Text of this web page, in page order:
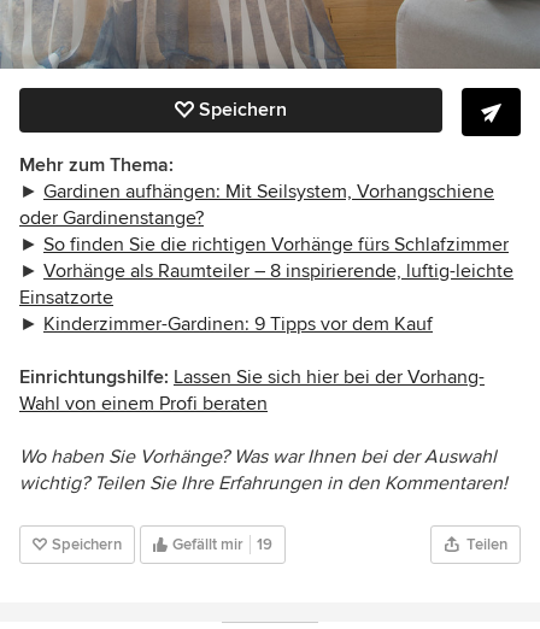
Speichern
Mehr zum Thema:
► Gardinen aufhängen: Mit Seilsystem, Vorhangschiene
oder Gardinenstange?
► So finden Sie die richtigen Vorhänge fürs Schlafzimmer
► Vorhänge als Raumteiler – 8 inspirierende, luftig-leichte
Einsatzorte
► Kinderzimmer-Gardinen: 9 Tipps vor dem Kauf
Einrichtungshilfe: Lassen Sie sich hier bei der Vorhang-
Wahl von einem Profi beraten
Wo haben Sie Vorhänge? Was war Ihnen bei der Auswahl
wichtig? Teilen Sie Ihre Erfahrungen in den Kommentaren!
Speichern Gefällt mir 19 Teilen